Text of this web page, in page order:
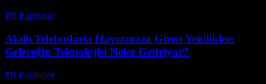
PR Publisher-
Akıllı Telefonlarla Hayatımıza Giren Yenilikler:
Geleceğin Teknolojisi Neler Getiriyor?
PR Publisher-